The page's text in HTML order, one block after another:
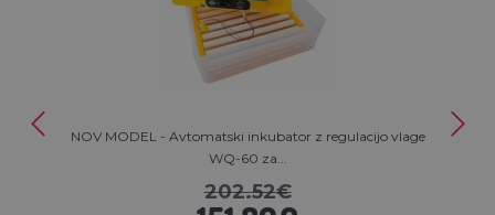
NOV MODEL - Avtomatski inkubator z regulacijo vlage
WQ-60 za...
202.52€